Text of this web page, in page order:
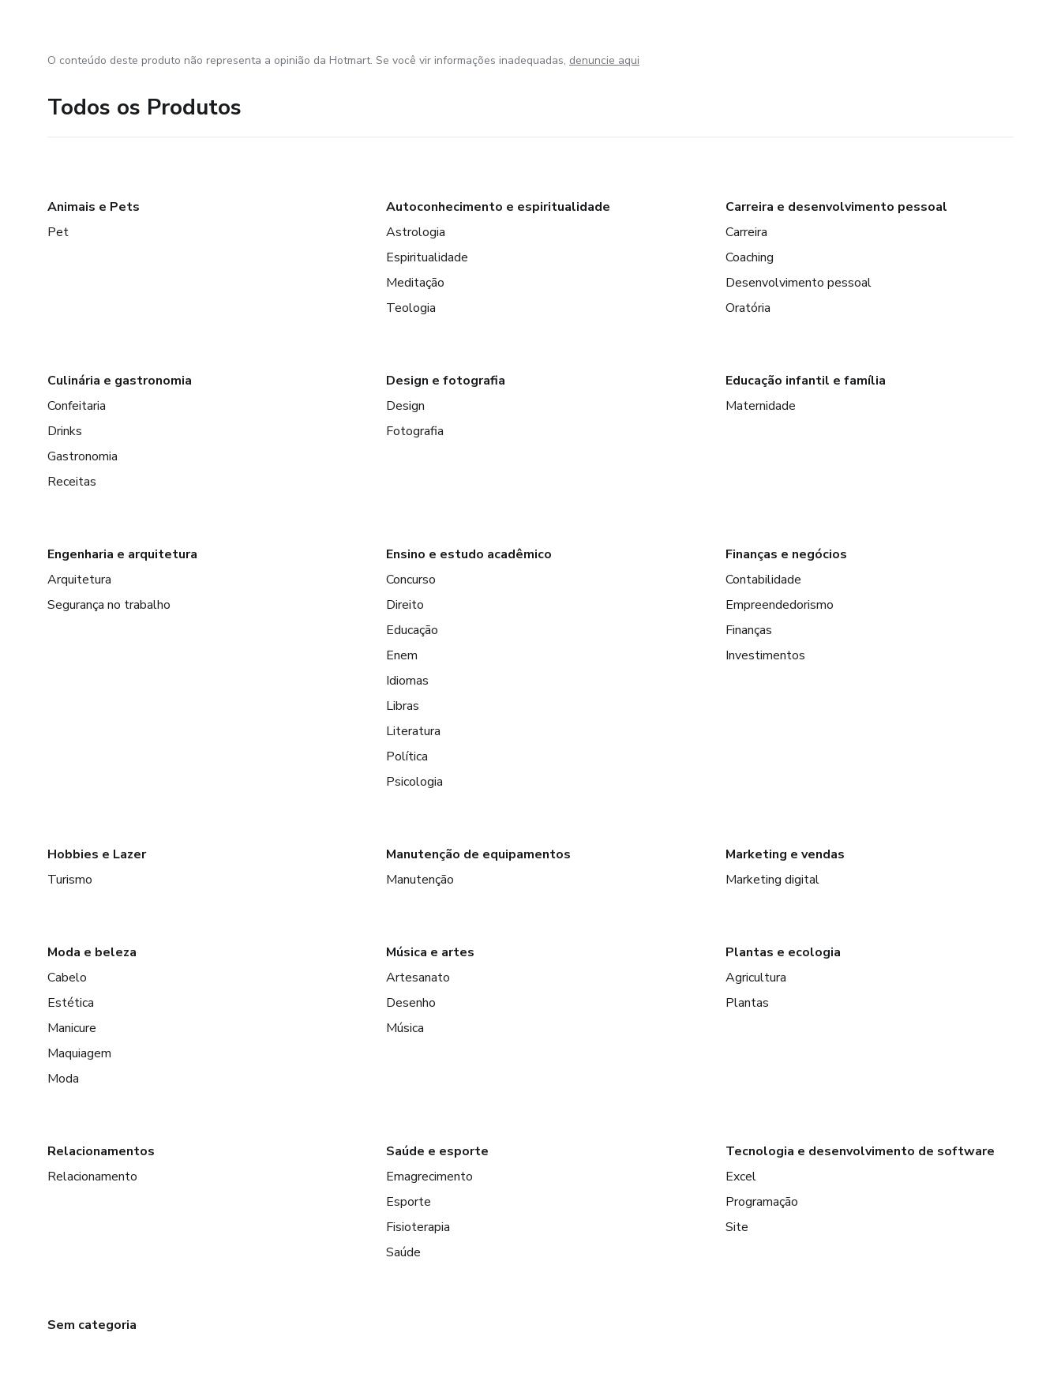
O conteúdo deste produto não representa a opinião da Hotmart. Se você vir informações inadequadas, denuncie aqui
Todos os Produtos
Animais e Pets
Pet
Autoconhecimento e espiritualidade
Astrologia
Espiritualidade
Meditação
Teologia
Carreira e desenvolvimento pessoal
Carreira
Coaching
Desenvolvimento pessoal
Oratória
Culinária e gastronomia
Confeitaria
Drinks
Gastronomia
Receitas
Design e fotografia
Design
Fotografia
Educação infantil e família
Maternidade
Engenharia e arquitetura
Arquitetura
Segurança no trabalho
Ensino e estudo acadêmico
Concurso
Direito
Educação
Enem
Idiomas
Libras
Literatura
Política
Psicologia
Finanças e negócios
Contabilidade
Empreendedorismo
Finanças
Investimentos
Hobbies e Lazer
Turismo
Manutenção de equipamentos
Manutenção
Marketing e vendas
Marketing digital
Moda e beleza
Cabelo
Estética
Manicure
Maquiagem
Moda
Música e artes
Artesanato
Desenho
Música
Plantas e ecologia
Agricultura
Plantas
Relacionamentos
Relacionamento
Saúde e esporte
Emagrecimento
Esporte
Fisioterapia
Saúde
Tecnologia e desenvolvimento de software
Excel
Programação
Site
Sem categoria